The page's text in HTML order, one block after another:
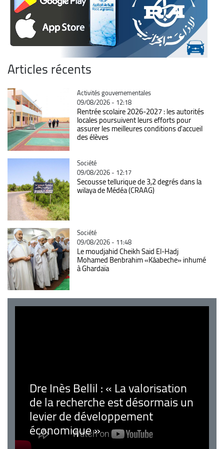
Articles récents
Catégorie
Activités gouvernementales
09/08/2026 - 12:18
Rentrée scolaire 2026-2027 : les autorités
locales poursuivent leurs efforts pour
assurer les meilleures conditions d'accueil
des élèves
Catégorie
Société
09/08/2026 - 12:17
Secousse tellurique de 3,2 degrés dans la
wilaya de Médéa (CRAAG)
Catégorie
Société
09/08/2026 - 11:48
Le moudjahid Cheikh Said El-Hadj
Mohamed Benbrahim «Kâabeche» inhumé
à Ghardaïa
Dre Inès Bellil : « La valorisation
de la recherche est désormais un
levier de développement
économique »